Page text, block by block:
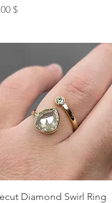
$
Schnellansicht
Diamond Swirl Ring